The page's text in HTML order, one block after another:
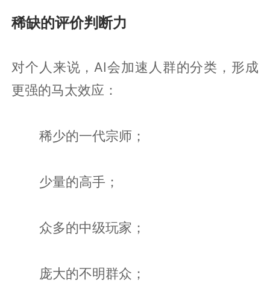
稀缺的评价判断力
对个人来说，AI会加速人群的分类，形成
更强的马太效应：
稀少的一代宗师；
少量的高手；
众多的中级玩家；
庞大的不明群众；